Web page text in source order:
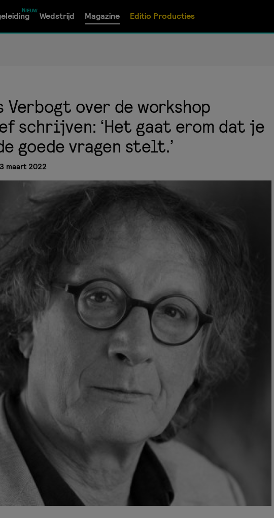
Wedstrijd Magazine Editio Producties
Verbogt over de workshop
schrijven: ‘Het gaat erom dat je
goede vragen stelt.’
maart 2022